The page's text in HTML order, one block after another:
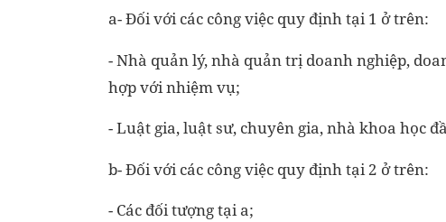
a- Đối với các công việc quy định tại 1 ở trên:
- Nhà quản lý, nhà quản trị doanh nghiệp,
hợp với nhiệm vụ;
- Luật gia, luật sư, chuyên gia, nhà khoa học
b- Đối với các công việc quy định tại 2 ở trên:
- Các đối tượng tại a;